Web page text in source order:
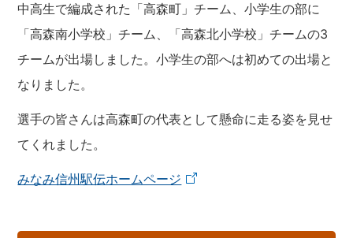
中高生で編成された「高森町」チーム、小学生の部に
「高森南小学校」チーム、「高森北小学校」チームの3
チームが出場しました。小学生の部へは初めての出場と
なりました。
選手の皆さんは高森町の代表として懸命に走る姿を見せ
てくれました。
みなみ信州駅伝ホームページ